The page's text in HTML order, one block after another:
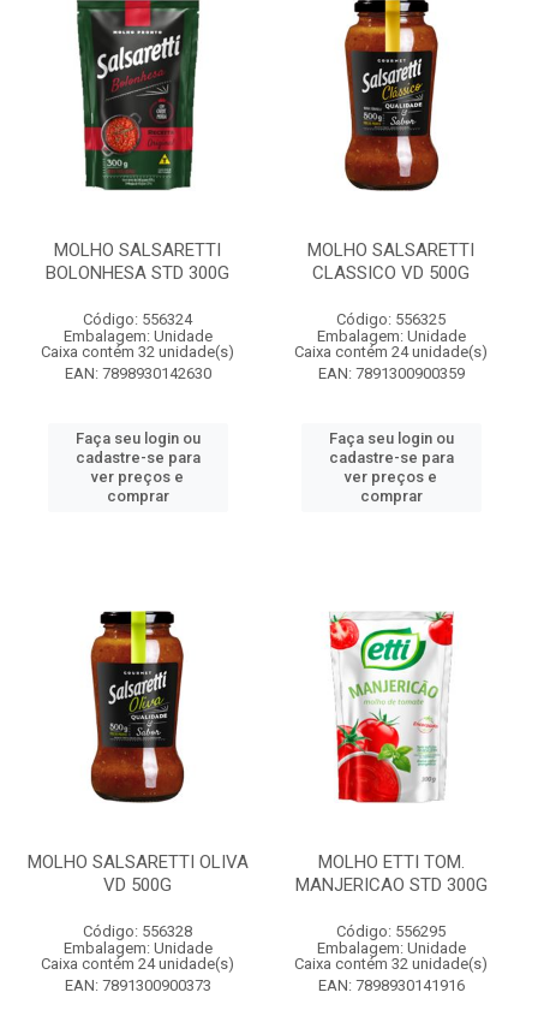
MOLHO SALSARETTI
BOLONHESA STD 300G
Código: 556324
Embalagem: Unidade
Caixa contém 32 unidade(s)
EAN: 7898930142630
Faça seu login ou
cadastre-se para
ver preços e
comprar
MOLHO SALSARETTI
CLASSICO VD 500G
Código: 556325
Embalagem: Unidade
Caixa contém 24 unidade(s)
EAN: 7891300900359
Faça seu login ou
cadastre-se para
ver preços e
comprar
MOLHO SALSARETTI OLIVA
VD 500G
Código: 556328
Embalagem: Unidade
Caixa contém 24 unidade(s)
EAN: 7891300900373
MOLHO ETTI TOM.
MANJERICAO STD 300G
Código: 556295
Embalagem: Unidade
Caixa contém 32 unidade(s)
EAN: 7898930141916